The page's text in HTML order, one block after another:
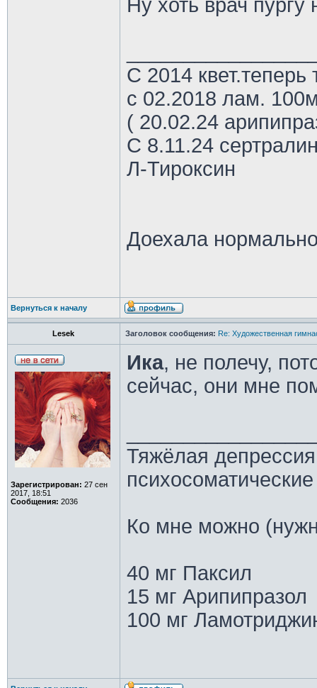
Ну хоть врач
С 2014 квет.теперь
с 02.2018 лам.
( 20.02.24
С 8.11.24
Л-Тироксин
Доехала
Вернуться к началу
Lesek Заголовок сообщения: Re: Художественная
Зарегистрирован: 27 сен
2017, 18:51
Сообщения: 2036
Ика, не полечу,
сейчас, они мне
Тяжёлая
Ко мне можно
40 мг Паксил
15 мг Арипипразол
100 мг